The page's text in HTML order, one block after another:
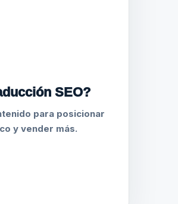
SEO?
para posicionar
y vender más.